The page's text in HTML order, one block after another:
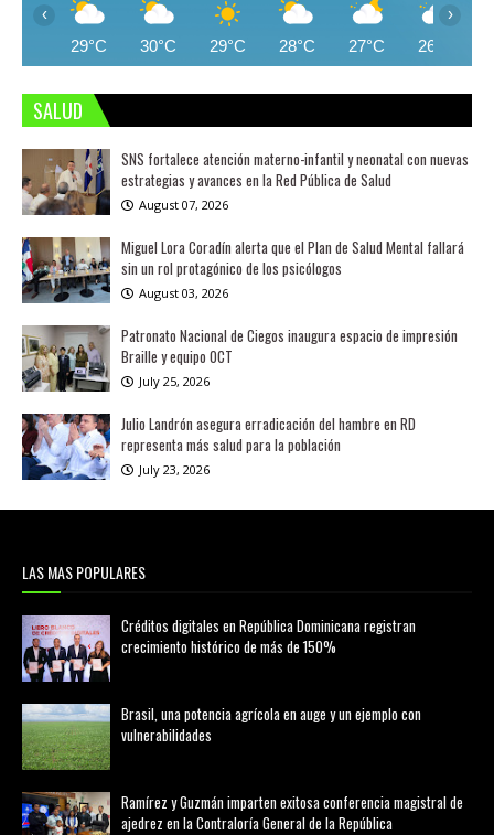
29°C 30°C 29°C 28°C 27°C 26°C
‹ ›
SALUD
SNS fortalece atención materno-infantil y neonatal con nuevas
estrategias y avances en la Red Pública de Salud
August 07, 2026
Miguel Lora Coradín alerta que el Plan de Salud Mental fallará
sin un rol protagónico de los psicólogos
August 03, 2026
Patronato Nacional de Ciegos inaugura espacio de impresión
Braille y equipo OCT
July 25, 2026
Julio Landrón asegura erradicación del hambre en RD
representa más salud para la población
July 23, 2026
LAS MAS POPULARES
Créditos digitales en República Dominicana registran
crecimiento histórico de más de 150%
Brasil, una potencia agrícola en auge y un ejemplo con
vulnerabilidades
Ramírez y Guzmán imparten exitosa conferencia magistral de
ajedrez en la Contraloría General de la República